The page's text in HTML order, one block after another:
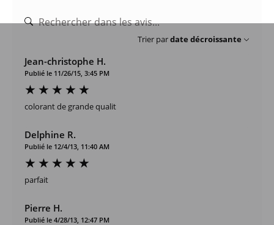
Trier pardate décroissante
Jean-christophe H.
Publié le 11/26/15, 3:45 PM
colorant de grande qualit
Delphine R.
Publié le 12/4/13, 11:40 AM
parfait
Pierre H.
Publié le 4/28/13, 12:47 PM